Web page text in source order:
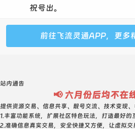
6575142--5级--普号--750元
6575673--5级--普号--850元
6589570--5级--普号--800元
6639240--1级--普号--750元 对子
6666219 普号 2级 4800元 干净
6666896--普号--双太--6300元
祝号出。
前往飞流灵通APP，更多
站内通告
📢 六月份后均不在
提供资源交易、信息共享、靓号交流、技术变现
1.丰富功能系统，扩展社区特色玩法，打造最好的
2.准确信息真实交易，安全快捷又方便，让虚拟交